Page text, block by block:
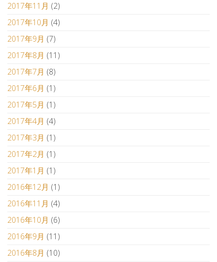
2017年11月 (2)
2017年10月 (4)
2017年9月 (7)
2017年8月 (11)
2017年7月 (8)
2017年6月 (1)
2017年5月 (1)
2017年4月 (4)
2017年3月 (1)
2017年2月 (1)
2017年1月 (1)
2016年12月 (1)
2016年11月 (4)
2016年10月 (6)
2016年9月 (11)
2016年8月 (10)